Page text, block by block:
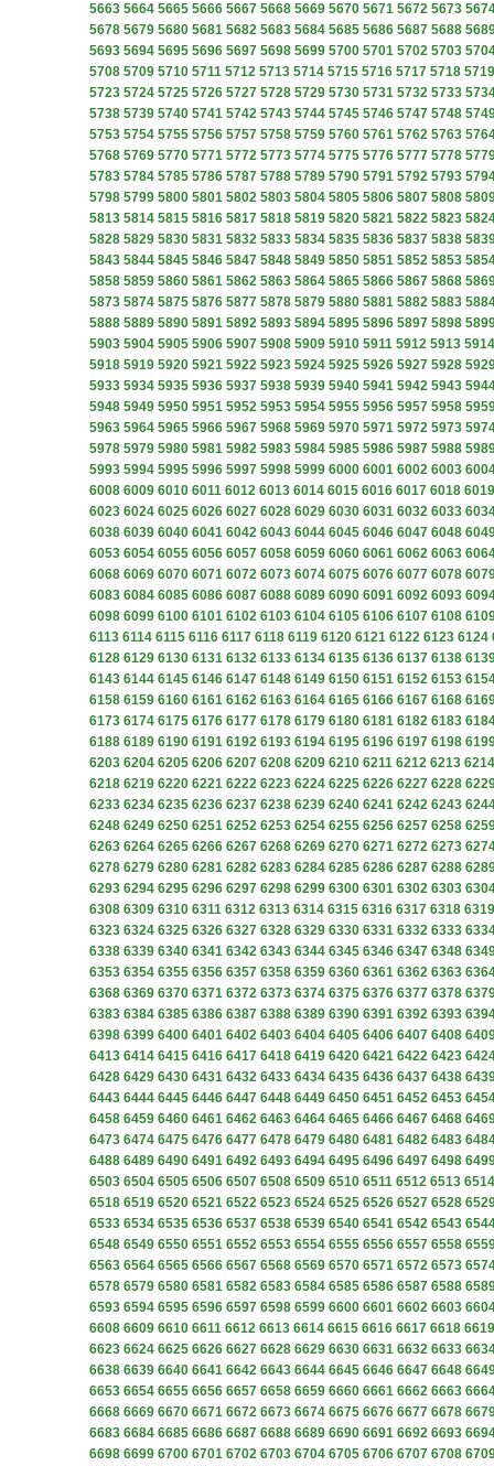
5663 5664 5665 5666 5667 5668 5669 5670 5671 5672 5673
5678 5679 5680 5681 5682 5683 5684 5685 5686 5687 5688
5693 5694 5695 5696 5697 5698 5699 5700 5701 5702 5703
5708 5709 5710 5711 5712 5713 5714 5715 5716 5717 5718 5719
5723 5724 5725 5726 5727 5728 5729 5730 5731 5732 5733
5738 5739 5740 5741 5742 5743 5744 5745 5746 5747 5748
5753 5754 5755 5756 5757 5758 5759 5760 5761 5762 5763
5768 5769 5770 5771 5772 5773 5774 5775 5776 5777 5778
5783 5784 5785 5786 5787 5788 5789 5790 5791 5792 5793
5798 5799 5800 5801 5802 5803 5804 5805 5806 5807 5808
5813 5814 5815 5816 5817 5818 5819 5820 5821 5822 5823
5828 5829 5830 5831 5832 5833 5834 5835 5836 5837 5838
5843 5844 5845 5846 5847 5848 5849 5850 5851 5852 5853
5858 5859 5860 5861 5862 5863 5864 5865 5866 5867 5868
5873 5874 5875 5876 5877 5878 5879 5880 5881 5882 5883
5888 5889 5890 5891 5892 5893 5894 5895 5896 5897 5898
5903 5904 5905 5906 5907 5908 5909 5910 5911 5912 5913 5914
5918 5919 5920 5921 5922 5923 5924 5925 5926 5927 5928
5933 5934 5935 5936 5937 5938 5939 5940 5941 5942 5943
5948 5949 5950 5951 5952 5953 5954 5955 5956 5957 5958
5963 5964 5965 5966 5967 5968 5969 5970 5971 5972 5973
5978 5979 5980 5981 5982 5983 5984 5985 5986 5987 5988
5993 5994 5995 5996 5997 5998 5999 6000 6001 6002 6003
6008 6009 6010 6011 6012 6013 6014 6015 6016 6017 6018 6019
6023 6024 6025 6026 6027 6028 6029 6030 6031 6032 6033
6038 6039 6040 6041 6042 6043 6044 6045 6046 6047 6048
6053 6054 6055 6056 6057 6058 6059 6060 6061 6062 6063
6068 6069 6070 6071 6072 6073 6074 6075 6076 6077 6078
6083 6084 6085 6086 6087 6088 6089 6090 6091 6092 6093
6098 6099 6100 6101 6102 6103 6104 6105 6106 6107 6108
6113 6114 6115 6116 6117 6118 6119 6120 6121 6122 6123 6124
6128 6129 6130 6131 6132 6133 6134 6135 6136 6137 6138
6143 6144 6145 6146 6147 6148 6149 6150 6151 6152 6153
6158 6159 6160 6161 6162 6163 6164 6165 6166 6167 6168
6173 6174 6175 6176 6177 6178 6179 6180 6181 6182 6183
6188 6189 6190 6191 6192 6193 6194 6195 6196 6197 6198
6203 6204 6205 6206 6207 6208 6209 6210 6211 6212 6213 6214
6218 6219 6220 6221 6222 6223 6224 6225 6226 6227 6228
6233 6234 6235 6236 6237 6238 6239 6240 6241 6242 6243
6248 6249 6250 6251 6252 6253 6254 6255 6256 6257 6258
6263 6264 6265 6266 6267 6268 6269 6270 6271 6272 6273
6278 6279 6280 6281 6282 6283 6284 6285 6286 6287 6288
6293 6294 6295 6296 6297 6298 6299 6300 6301 6302 6303
6308 6309 6310 6311 6312 6313 6314 6315 6316 6317 6318 6319
6323 6324 6325 6326 6327 6328 6329 6330 6331 6332 6333
6338 6339 6340 6341 6342 6343 6344 6345 6346 6347 6348
6353 6354 6355 6356 6357 6358 6359 6360 6361 6362 6363
6368 6369 6370 6371 6372 6373 6374 6375 6376 6377 6378
6383 6384 6385 6386 6387 6388 6389 6390 6391 6392 6393
6398 6399 6400 6401 6402 6403 6404 6405 6406 6407 6408
6413 6414 6415 6416 6417 6418 6419 6420 6421 6422 6423
6428 6429 6430 6431 6432 6433 6434 6435 6436 6437 6438
6443 6444 6445 6446 6447 6448 6449 6450 6451 6452 6453
6458 6459 6460 6461 6462 6463 6464 6465 6466 6467 6468
6473 6474 6475 6476 6477 6478 6479 6480 6481 6482 6483
6488 6489 6490 6491 6492 6493 6494 6495 6496 6497 6498
6503 6504 6505 6506 6507 6508 6509 6510 6511 6512 6513 6514
6518 6519 6520 6521 6522 6523 6524 6525 6526 6527 6528
6533 6534 6535 6536 6537 6538 6539 6540 6541 6542 6543
6548 6549 6550 6551 6552 6553 6554 6555 6556 6557 6558
6563 6564 6565 6566 6567 6568 6569 6570 6571 6572 6573
6578 6579 6580 6581 6582 6583 6584 6585 6586 6587 6588
6593 6594 6595 6596 6597 6598 6599 6600 6601 6602 6603
6608 6609 6610 6611 6612 6613 6614 6615 6616 6617 6618 6619
6623 6624 6625 6626 6627 6628 6629 6630 6631 6632 6633
6638 6639 6640 6641 6642 6643 6644 6645 6646 6647 6648
6653 6654 6655 6656 6657 6658 6659 6660 6661 6662 6663
6668 6669 6670 6671 6672 6673 6674 6675 6676 6677 6678
6683 6684 6685 6686 6687 6688 6689 6690 6691 6692 6693
6698 6699 6700 6701 6702 6703 6704 6705 6706 6707 6708